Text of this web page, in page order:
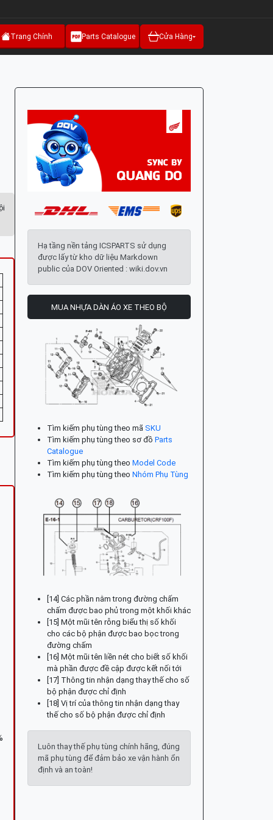
Trang Chính Parts Catalogue Cửa Hàng
Hạ tầng nền tảng ICSPARTS sử dụng
được lấy từ kho dữ liệu Markdown
public của DOV Oriented : wiki.dov.vn
MUA NHỰA DÀN ÁO XE THEO BỘ
Tìm kiếm phụ tùng theo mã SKU
Tìm kiếm phụ tùng theo sơ đồ Parts
Catalogue
Tìm kiếm phụ tùng theo Model Code
Tìm kiếm phụ tùng theo Nhóm Phụ Tùng
[14] Các phần nằm trong đường chấm
chấm được bao phủ trong một khối khác
[15] Một mũi tên rỗng biểu thị số khối
cho các bộ phận được bao bọc trong
đường chấm
[16] Một mũi tên liền nét cho biết số khối
mà phần được đề cập được kết nối tới
[17] Thông tin nhận dạng thay thế cho số
bộ phận được chỉ định
[18] Vị trí của thông tin nhận dạng thay
thế cho số bộ phận được chỉ định
Luôn thay thế phụ tùng chính hãng, đúng
mã phụ tùng để đảm bảo xe vận hành ổn
định và an toàn!